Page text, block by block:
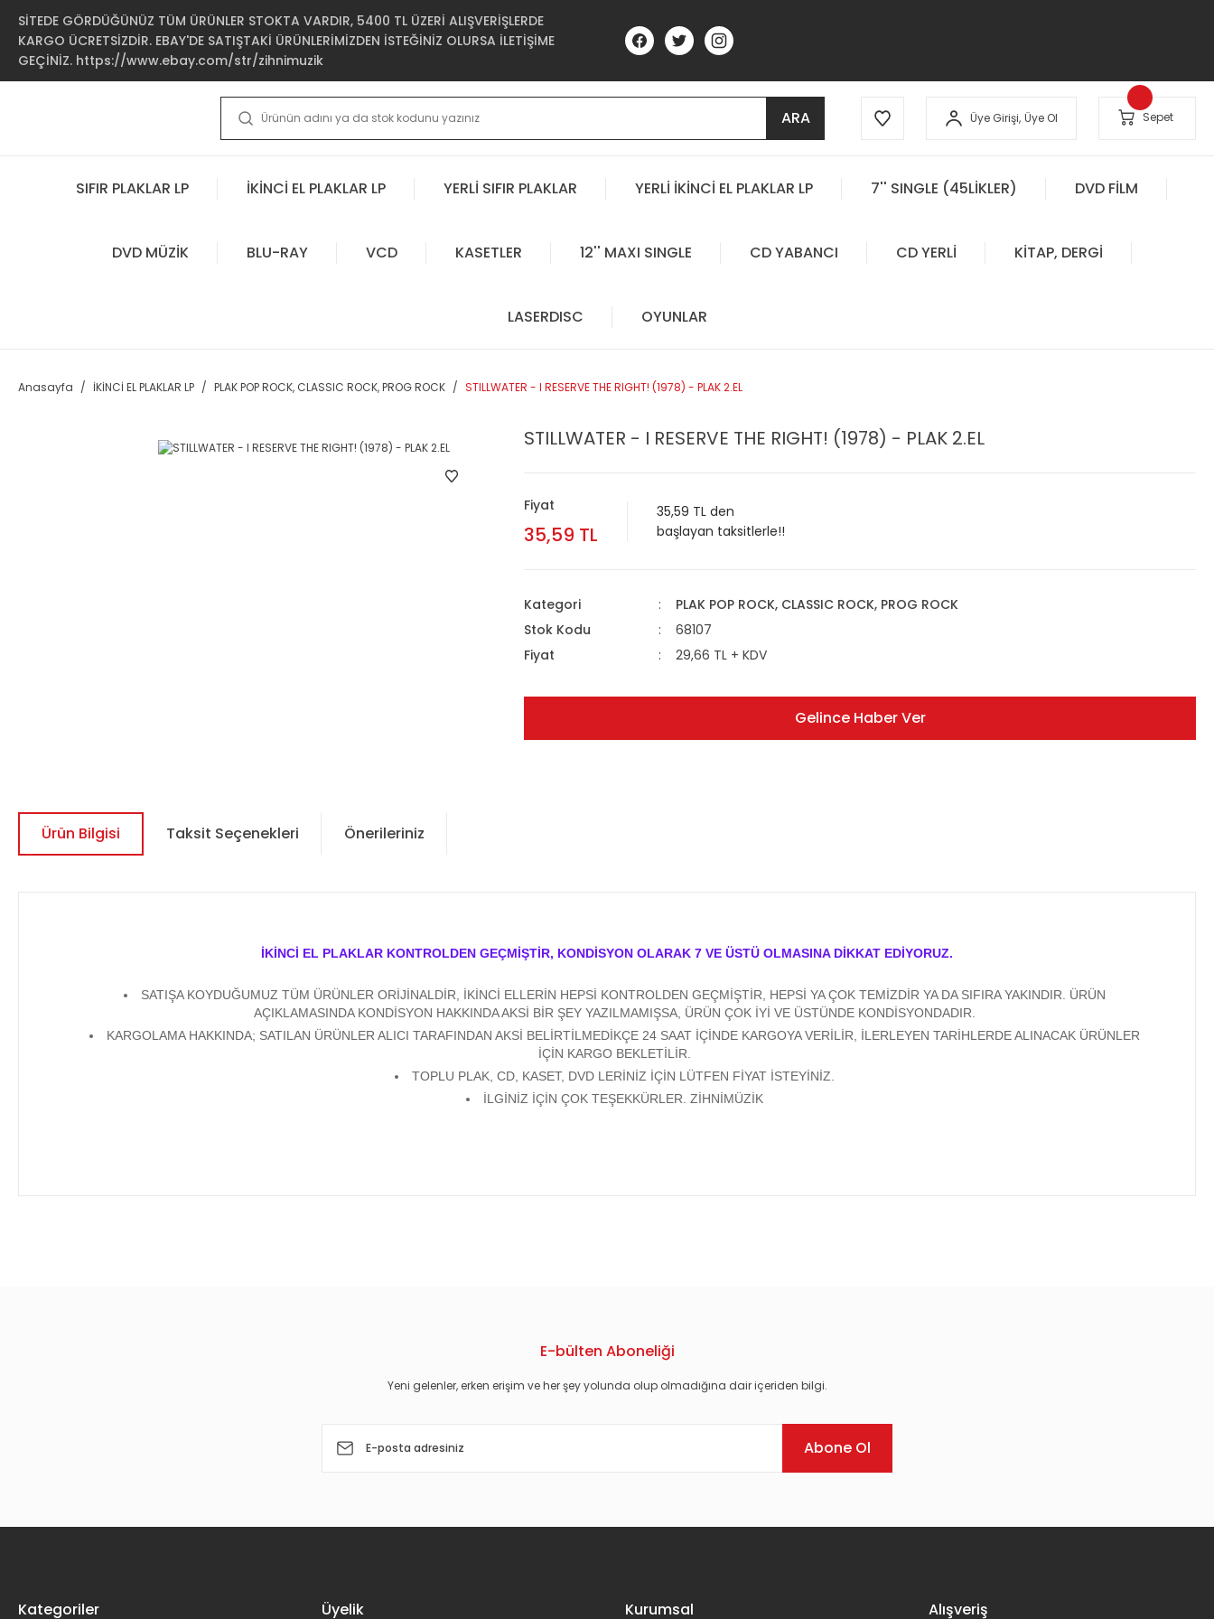
SİTEDE GÖRDÜĞÜNÜZ TÜM ÜRÜNLER STOKTA VARDIR, 5400 TL ÜZERİ ALIŞVERİŞLERDE
KARGO ÜCRETSİZDİR. EBAY'DE SATIŞTAKİ ÜRÜNLERİMİZDEN İSTEĞİNİZ OLURSA İLETİŞİME
GEÇİNİZ. https://www.ebay.com/str/zihnimuzik
ARA Üye Girişi, Üye Ol Sepet
SIFIR PLAKLAR LP İKİNCİ EL PLAKLAR LP YERLİ SIFIR PLAKLAR YERLİ İKİNCİ EL PLAKLAR LP 7'' SINGLE (45LİKLER) DVD FİLM
DVD MÜZİK BLU-RAY VCD KASETLER 12'' MAXI SINGLE CD YABANCI CD YERLİ KİTAP, DERGİ
LASERDISC OYUNLAR
Anasayfa İKİNCİ EL PLAKLAR LP PLAK POP ROCK, CLASSIC ROCK, PROG ROCK STILLWATER - I RESERVE THE RIGHT! (1978) - PLAK 2.EL
STILLWATER - I RESERVE THE RIGHT! (1978) - PLAK 2.EL
Fiyat
35,59 TL
35,59 TL den
başlayan taksitlerle!!
Kategori
PLAK POP ROCK, CLASSIC ROCK, PROG ROCK
Stok Kodu
68107
Fiyat
29,66 TL + KDV
Gelince Haber Ver
Ürün Bilgisi Taksit Seçenekleri Önerileriniz
İKİNCİ EL PLAKLAR KONTROLDEN GEÇMİŞTİR, KONDİSYON OLARAK 7 VE ÜSTÜ OLMASINA DİKKAT EDİYORUZ.
SATIŞA KOYDUĞUMUZ TÜM ÜRÜNLER ORİJİNALDİR, İKİNCİ ELLERİN HEPSİ KONTROLDEN GEÇMİŞTİR, HEPSİ YA ÇOK TEMİZDİR YA DA SIFIRA YAKINDIR. ÜRÜN
AÇIKLAMASINDA KONDİSYON HAKKINDA AKSİ BİR ŞEY YAZILMAMIŞSA, ÜRÜN ÇOK İYİ VE ÜSTÜNDE KONDİSYONDADIR.
KARGOLAMA HAKKINDA; SATILAN ÜRÜNLER ALICI TARAFINDAN AKSİ BELİRTİLMEDİKÇE 24 SAAT İÇİNDE KARGOYA VERİLİR, İLERLEYEN TARİHLERDE ALINACAK ÜRÜNLER
İÇİN KARGO BEKLETİLİR.
TOPLU PLAK, CD, KASET, DVD LERİNİZ İÇİN LÜTFEN FİYAT İSTEYİNİZ.
İLGİNİZ İÇİN ÇOK TEŞEKKÜRLER. ZİHNİMÜZİK
E-bülten Aboneliği
Yeni gelenler, erken erişim ve her şey yolunda olup olmadığına dair içeriden bilgi.
Abone Ol
Kategoriler Üyelik Kurumsal Alışveriş